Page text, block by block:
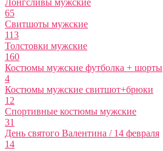
Лонгсливы мужские
65
Свитшоты мужские
113
Толстовки мужские
160
Костюмы мужские футболка + шорты
4
Костюмы мужские свитшот+брюки
12
Спортивные костюмы мужские
31
День святого Валентина / 14 февраля
14